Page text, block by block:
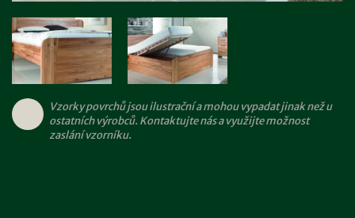
Vzorky povrchů jsou ilustrační a mohou vypadat jinak než u
ostatních výrobců. Kontaktujte nás a využijte možnost
zaslání vzorníku.